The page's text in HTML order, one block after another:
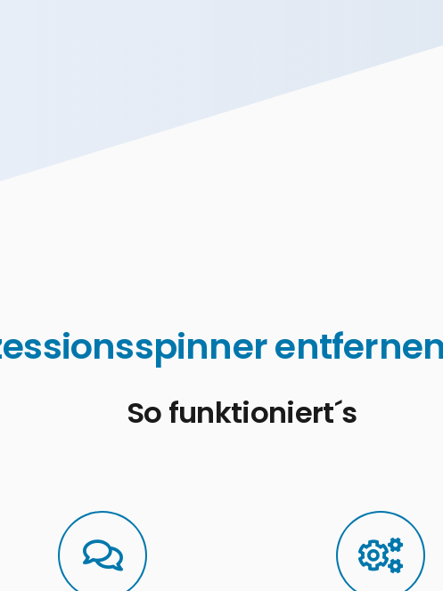
So funktioniert´s